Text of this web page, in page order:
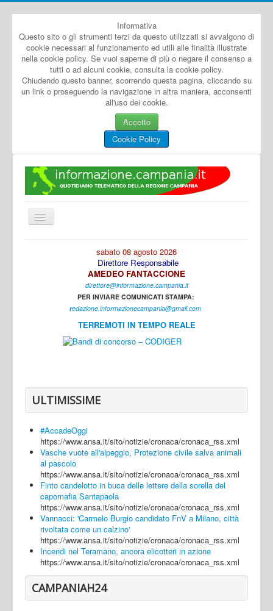
Informativa
Questo sito o gli strumenti terzi da questo utilizzati si avvalgono di
cookie necessari al funzionamento ed utili alle finalità illustrate
nella cookie policy. Se vuoi saperne di più o negare il consenso a
tutti o ad alcuni cookie, consulta la cookie policy.
Chiudendo questo banner, scorrendo questa pagina, cliccando su
un link o proseguendo la navigazione in altra maniera, acconsenti
all'uso dei cookie.
Accetto
Cookie Policy
Cambia
navigazione
Caserta
Napoli
Salerno
Login
sabato 08 agosto 2026
Direttore Responsabile
AMEDEO FANTACCIONE
direttore@informazione.campania.it
PER INVIARE COMUNICATI STAMPA:
redazione.informazionecampania@gmail.com
TERREMOTI IN TEMPO REALE
ULTIMISSIME
#AccadeOggi
https://www.ansa.it/sito/notizie/cronaca/cronaca_rss.xml
Vasche vuote all'alpeggio, Protezione civile salva animali
al pascolo
https://www.ansa.it/sito/notizie/cronaca/cronaca_rss.xml
Finto candelotto in buca delle lettere della sorella del
capomafia Santapaola
https://www.ansa.it/sito/notizie/cronaca/cronaca_rss.xml
Vannacci: 'Carmelo Burgio candidato FnV a Milano, città
rivoltata come un calzino'
https://www.ansa.it/sito/notizie/cronaca/cronaca_rss.xml
Incendi nel Teramano, ancora elicotteri in azione
https://www.ansa.it/sito/notizie/cronaca/cronaca_rss.xml
CAMPANIAH24